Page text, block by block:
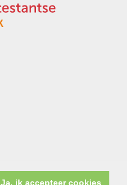
Ja, ik accepteer cookies